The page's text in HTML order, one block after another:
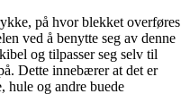
på hvor blekket overføres
ved å benytte seg av denne
og tilpasser seg selv til
Dette innebærer at det er
hule og andre buede